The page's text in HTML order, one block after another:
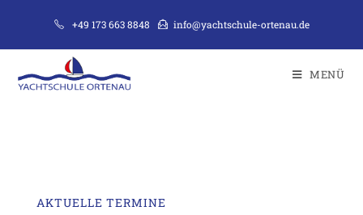
+49 173 663 8848 info@yachtschule-ortenau.de
MENÜ
AKTUELLE TERMINE